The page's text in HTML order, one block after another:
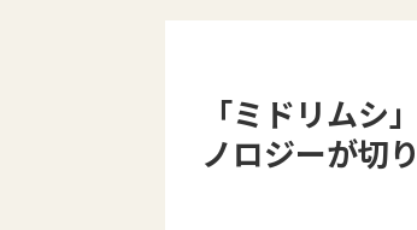
「ミドリムシ
ノロジーが切